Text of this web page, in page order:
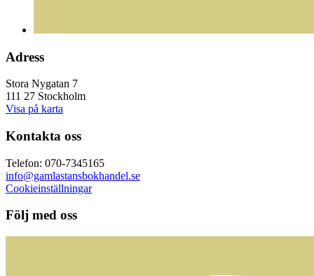
Adress
Stora Nygatan 7
111 27 Stockholm
Visa på karta
Kontakta oss
Telefon: 070-7345165
info@gamlastansbokhandel.se
Cookieinställningar
Följ med oss